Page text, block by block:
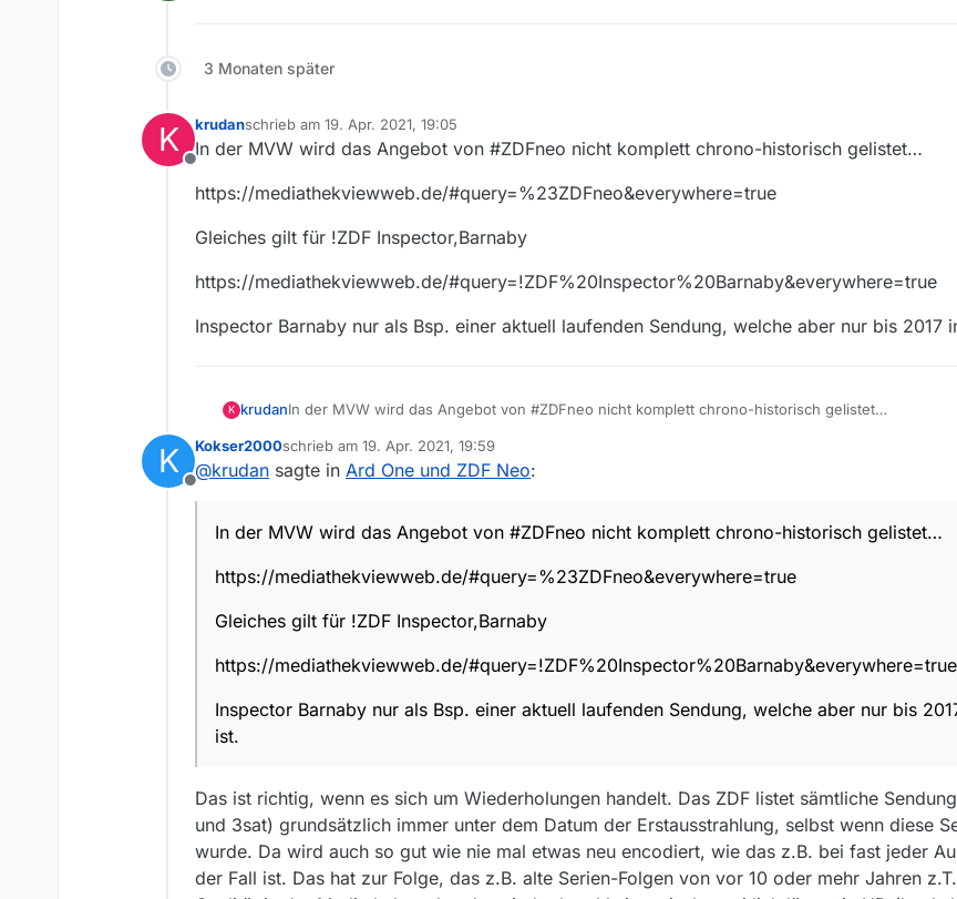
Offline
3 Monaten später
K
Offline
krudanschrieb am 19. Apr. 2021, 19:05
zuletzt editiert von
In der MVW wird das Angebot von #ZDFneo nicht komplett chrono-historisch gelistet…
https://mediathekviewweb.de/#query=%23ZDFneo&everywhere=true
Gleiches gilt für !ZDF Inspector,Barnaby
https://mediathekviewweb.de/#query=!ZDF%20Inspector%20Barnaby&everywhere=true
Inspector Barnaby nur als Bsp. einer aktuell laufenden Sendung, welche aber nur bis 2017
K krudanIn der MVW wird das Angebot von #ZDFneo nicht komplett chrono-historisch gelistet…
https://mediathekviewweb.de/#query=%23ZDFneo&everywhere=true
https://mediathekviewweb.de/#query=!ZDF%20Inspector%20Barnaby&everywhere=true
Inspector Barnaby nur als Bsp. einer aktuell laufenden Sendung, welche aber nur bis 2017 in der
K
Offline
Kokser2000schrieb am 19. Apr. 2021, 19:59
zuletzt editiert von
@krudan sagte in Ard One und ZDF Neo:
In der MVW wird das Angebot von #ZDFneo nicht komplett chrono-historisch gelistet…
https://mediathekviewweb.de/#query=%23ZDFneo&everywhere=true
Gleiches gilt für !ZDF Inspector,Barnaby
https://mediathekviewweb.de/#query=!ZDF%20Inspector%20Barnaby&everywhere=true
Inspector Barnaby nur als Bsp. einer aktuell laufenden Sendung, welche aber nur bis
ist.
Das ist richtig, wenn es sich um Wiederholungen handelt. Das ZDF listet sämtliche
und 3sat) grundsätzlich immer unter dem Datum der Erstausstrahlung, selbst wenn diese
wurde. Da wird auch so gut wie nie mal etwas neu encodiert, wie das z.B. bei fast jeder
der Fall ist. Das hat zur Folge, das z.B. alte Serien-Folgen von vor 10 oder mehr Jahren